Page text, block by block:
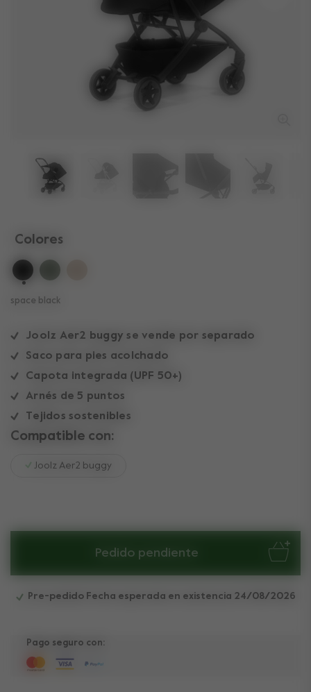
Joolz Aer2 buggy se vende por separado
Saco para pies acolchado
Capota integrada (UPF 50+)
Arnés de 5 puntos
Tejidos sostenibles
Colores
space black
Compatible con:
Joolz Aer2 buggy
Pedido pendiente
Pre-pedido Fecha esperada en existencia 24/08/2026
Pago seguro con: